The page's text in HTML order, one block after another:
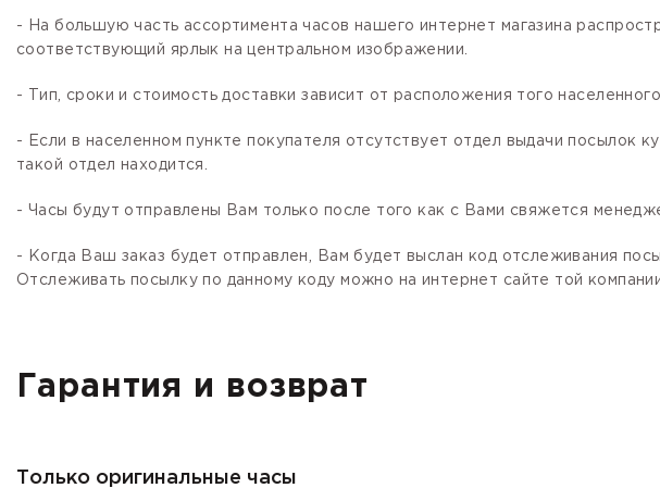
- На большую часть ассортимента часов нашего интернет магазина
соответствующий ярлык на центральном изображении.
- Тип, сроки и стоимость доставки зависит от расположения того
- Если в населенном пункте покупателя отсутствует отдел выдачи посылок
такой отдел находится.
- Часы будут отправлены Вам только после того как с Вами свяжется
- Когда Ваш заказ будет отправлен, Вам будет выслан код отслеживания
Отслеживать посылку по данному коду можно на интернет сайте той
Гарантия и возврат
Только оригинальные часы